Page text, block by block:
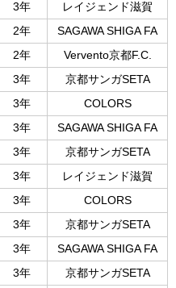
3年
レイジェンド滋賀
2年
SAGAWA SHIGA FA
2年
Vervento京都F.C.
3年
京都サンガSETA
3年
COLORS
3年
SAGAWA SHIGA FA
3年
京都サンガSETA
3年
レイジェンド滋賀
3年
COLORS
3年
京都サンガSETA
3年
SAGAWA SHIGA FA
3年
京都サンガSETA